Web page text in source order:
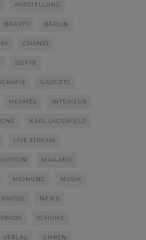
AUSSTELLUNG
BEAUTY BERLIN
CHANEL
DÜFTE
GADGETS
HERMÈS INTERIEUR
KARL LAGERFELD
LIVE STREAM
MAILAND
MEINUNG MUSIK
NEWS
PRADA SCHUHE
VERLAG UHREN